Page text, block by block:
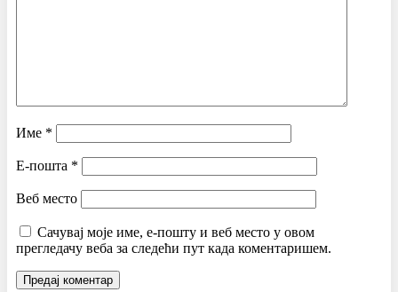
Име *
Е-пошта *
Веб место
Сачувај моје име, е-пошту и веб место у овом
прегледачу веба за следећи пут када коментаришем.